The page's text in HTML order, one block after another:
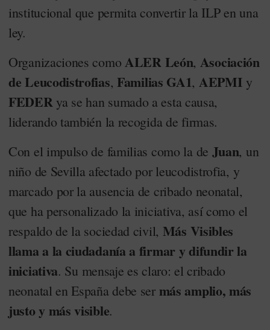
institucional que permita convertir la ILP en una
ley.
Organizaciones como ALER León, Asociación
de Leucodistrofias,Familias GA1, AEPMI y
FEDERya se han sumado a esta causa,
liderando también la recogida de firmas.
Con el impulso de familias como la de Juan, un
niño de Sevilla afectado por leucodistrofia, y
marcado por la ausencia de cribado neonatal,
que ha personalizado la iniciativa, así como el
respaldo de la sociedad civil, Más Visibles
llama a la ciudadanía a firmar y difundir la
iniciativa. Su mensaje es claro: el cribado
neonatal en España debe ser más amplio, más
justo y más visible.